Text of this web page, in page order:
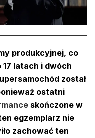
produkcyjnej, co
17 latach i dwóch
został
ostatni
skończone w
egzemplarz nie
zachować ten